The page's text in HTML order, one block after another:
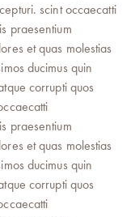
scint occaecatti
praesentium
et quas molestias
ducimus quin
corrupti quos
praesentium
et quas molestias
ducimus quin
corrupti quos